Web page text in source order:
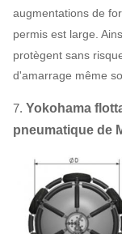
augmentations de
permis est large.
protègent sans
d'amarrage même
7. Yokohama
pneumatique de